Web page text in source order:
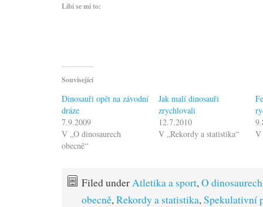
Líbí se mi to:
Související
Dinosauři opět na závodní
dráze
7.9.2009
V „O dinosaurech
obecně“
Jak malí dinosauři
zrychlovali
12.7.2010
V „Rekordy a statistika“
V
Filed under Atletika a sport, O dinosaurech
obecně, Rekordy a statistika, Spekulativní